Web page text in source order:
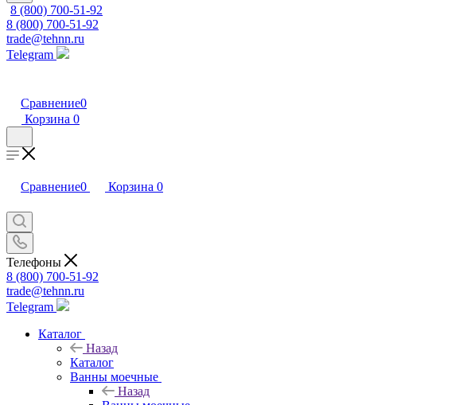
8 (800) 700-51-92
8 (800) 700-51-92
trade@tehnn.ru
Telegram
Сравнение0
Корзина 0
Сравнение0 Корзина 0
Телефоны
8 (800) 700-51-92
trade@tehnn.ru
Telegram
Каталог
Назад
Каталог
Ванны моечные
Назад